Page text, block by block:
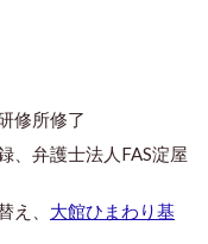
修所修了
弁護士法人FAS淀屋
、 大館ひまわり基